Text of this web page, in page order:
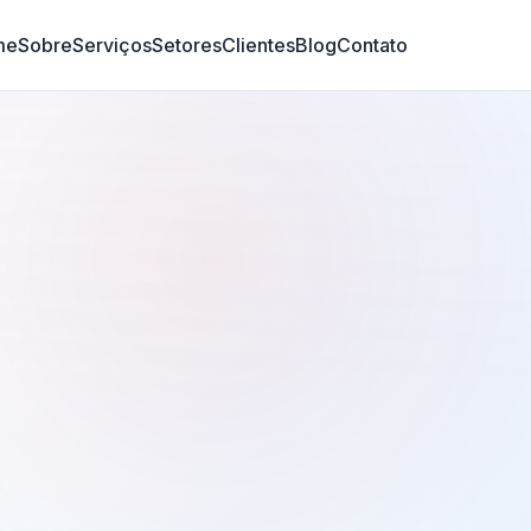
SobreServiçosSetoresClientesBlogContato